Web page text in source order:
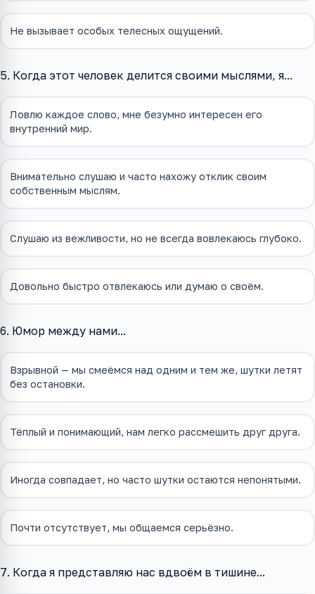
Не вызывает особых телесных ощущений.
5. Когда этот человек делится своими мыслями, я...
Ловлю каждое слово, мне безумно интересен его
внутренний мир.
Внимательно слушаю и часто нахожу отклик своим
собственным мыслям.
Слушаю из вежливости, но не всегда вовлекаюсь глубоко.
Довольно быстро отвлекаюсь или думаю о своём.
6. Юмор между нами...
Взрывной — мы смеёмся над одним и тем же, шутки летят
без остановки.
Тёплый и понимающий, нам легко рассмешить друг друга.
Иногда совпадает, но часто шутки остаются непонятыми.
Почти отсутствует, мы общаемся серьёзно.
7. Когда я представляю нас вдвоём в тишине...